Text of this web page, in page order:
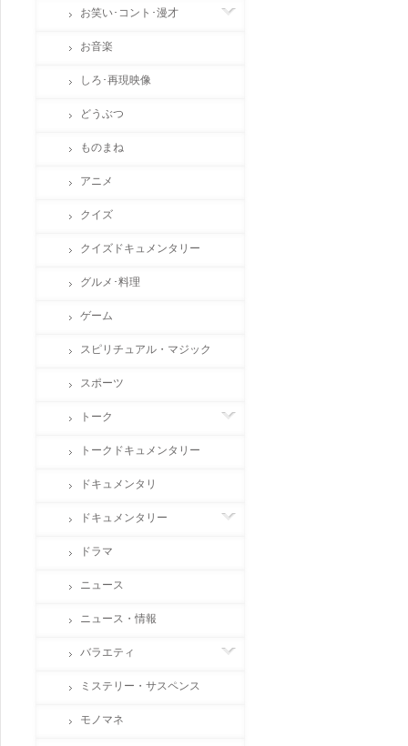
お笑い･コント･漫才
お音楽
しろ･再現映像
どうぶつ
ものまね
アニメ
クイズ
クイズドキュメンタリー
グルメ･料理
ゲーム
スピリチュアル・マジック
スポーツ
トーク
トークドキュメンタリー
ドキュメンタリ
ドキュメンタリー
ドラマ
ニュース
ニュース・情報
バラエティ
ミステリー・サスペンス
モノマネ